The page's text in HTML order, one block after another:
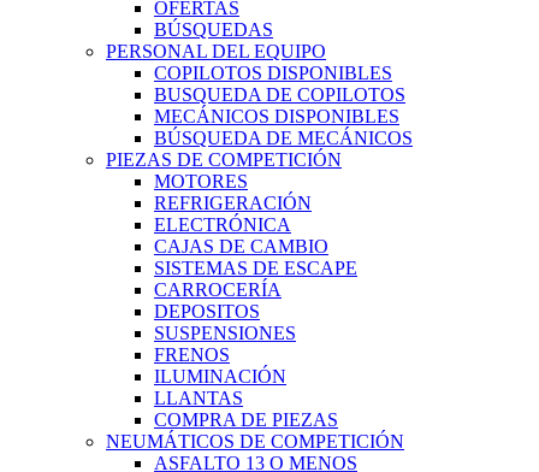
OFERTAS
BÚSQUEDAS
PERSONAL DEL EQUIPO
COPILOTOS DISPONIBLES
BUSQUEDA DE COPILOTOS
MECÁNICOS DISPONIBLES
BÚSQUEDA DE MECÁNICOS
PIEZAS DE COMPETICIÓN
MOTORES
REFRIGERACIÓN
ELECTRÓNICA
CAJAS DE CAMBIO
SISTEMAS DE ESCAPE
CARROCERÍA
DEPOSITOS
SUSPENSIONES
FRENOS
ILUMINACIÓN
LLANTAS
COMPRA DE PIEZAS
NEUMÁTICOS DE COMPETICIÓN
ASFALTO 13 O MENOS